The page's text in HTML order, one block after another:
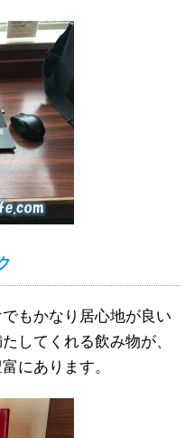
もかなり居心地が良い
してくれる飲み物が、
にあります。